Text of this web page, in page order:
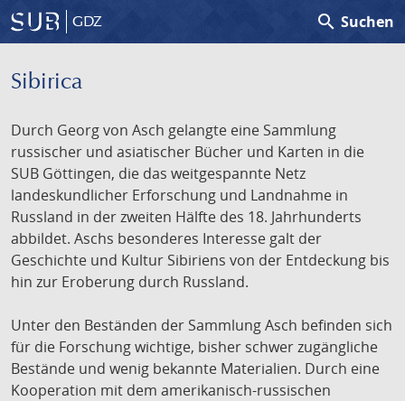
GDZ search Suchen
Sibirica
Durch Georg von Asch gelangte eine Sammlung
russischer und asiatischer Bücher und Karten in die
SUB Göttingen, die das weitgespannte Netz
landeskundlicher Erforschung und Landnahme in
Russland in der zweiten Hälfte des 18. Jahrhunderts
abbildet. Aschs besonderes Interesse galt der
Geschichte und Kultur Sibiriens von der Entdeckung bis
hin zur Eroberung durch Russland.
Unter den Beständen der Sammlung Asch befinden sich
für die Forschung wichtige, bisher schwer zugängliche
Bestände und wenig bekannte Materialien. Durch eine
Kooperation mit dem amerikanisch-russischen